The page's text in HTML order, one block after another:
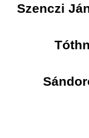
Szenczi